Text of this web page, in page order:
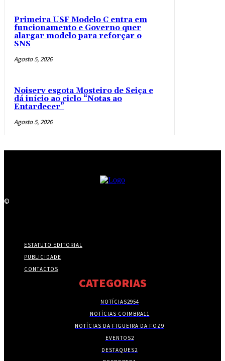
Primeira USF Modelo C entra em
funcionamento e Governo quer
alargar modelo para reforçar o
SNS
Agosto 5, 2026
Noiserv esgota Mosteiro de Seiça e
dá início ao ciclo “Notas ao
Entardecer”
Agosto 5, 2026
©
ESTATUTO EDITORIAL
PUBLICIDADE
CONTACTOS
CATEGORIAS
NOTÍCIAS2954
NOTÍCIAS COIMBRA11
NOTÍCIAS DA FIGUEIRA DA FOZ9
EVENTOS2
DESTAQUES2